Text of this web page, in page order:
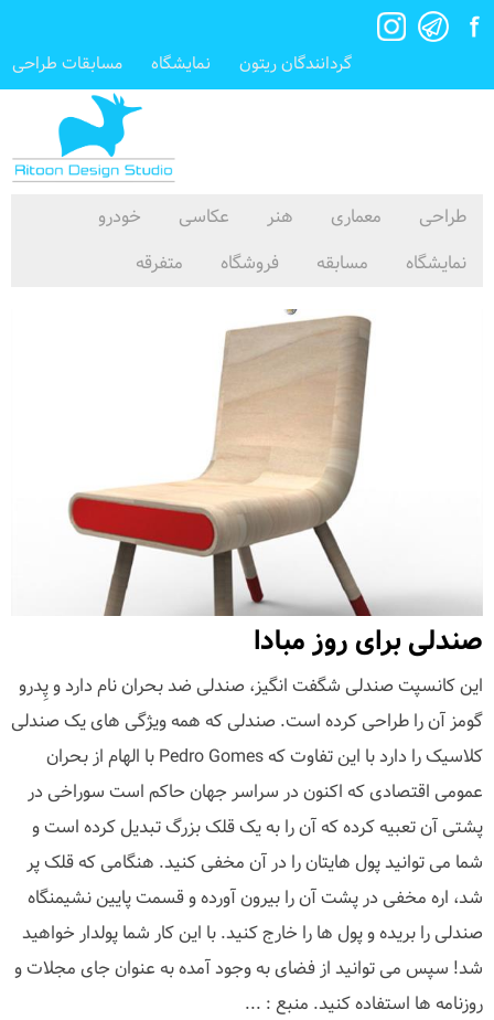
گردانندگان ریتون نمایشگاه مسابقات طراحی
طراحی معماری هنر عکاسی
خودرو
نمایشگاه
مسابقه فروشگاه متفرقه
صندلی برای روز مبادا
این کانسپت صندلی شگفت انگیز، صندلی ضد بحران نام دارد و پِدرو
گومز آن را طراحی کرده است. صندلی که همه ویژگی های یک صندلی
کلاسیک را دارد با این تفاوت که Pedro Gomes با الهام از بحران
عمومی اقتصادی که اکنون در سراسر جهان حاکم است سوراخی در
پشتی آن تعبیه کرده که آن را به یک قلک بزرگ تبدیل کرده است و
شما می توانید پول هایتان را در آن مخفی کنید. هنگامی که قلک پر
شد، اره مخفی در پشت آن را بیرون آورده و قسمت پایین نشیمنگاه
صندلی را بریده و پول ها را خارج کنید. با این کار شما پولدار خواهید
شد! سپس می توانید از فضای به وجود آمده به عنوان جای مجلات و
روزنامه ها استفاده کنید. منبع : ...